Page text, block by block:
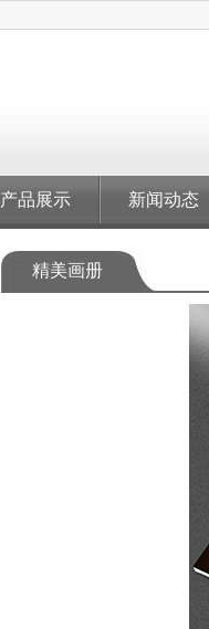
产品展示 新闻动态
精美画册